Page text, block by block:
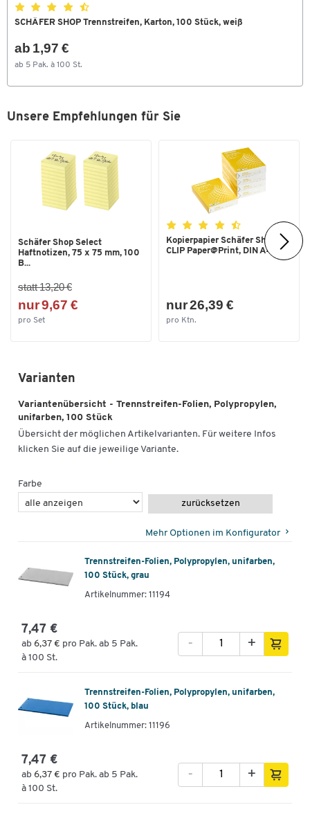
SCHÄFER SHOP Trennstreifen, Karton, 100 Stück, weiß
ab 1,97 €
ab 5 Pak. à 100 St.
Unsere Empfehlungen für Sie
Schäfer Shop Select
Haftnotizen, 75 x 75 mm, 100
B...
statt 13,20 €
nur 9,67 €
pro Set
Kopierpapier Schäfer Shop
CLIP Paper@Print, DIN A4...
nur 26,39 €
pro Ktn.
Varianten
Variantenübersicht - Trennstreifen-Folien, Polypropylen,
unifarben, 100 Stück
Übersicht der möglichen Artikelvarianten. Für weitere Infos
klicken Sie auf die jeweilige Variante.
Farbe
zurücksetzen
Mehr Optionen im Konfigurator
Trennstreifen-Folien, Polypropylen, unifarben,
100 Stück, grau
Artikelnummer: 11194
7,47 €
ab 6,37 € pro Pak. ab 5 Pak.
à 100 St.
+
-
Trennstreifen-Folien, Polypropylen, unifarben,
100 Stück, blau
Artikelnummer: 11196
7,47 €
ab 6,37 € pro Pak. ab 5 Pak.
à 100 St.
+
-